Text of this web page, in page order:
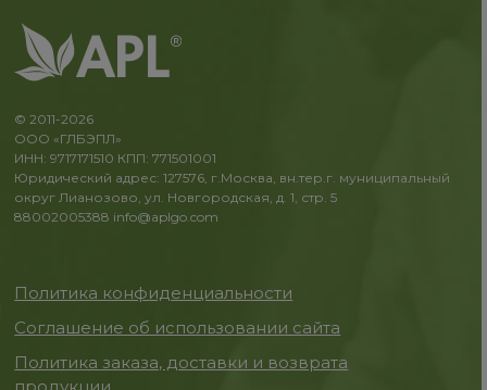
© 2011-2026
ООО «ГЛБЭПЛ»
ИНН: 9717171510 КПП: 771501001
Юридический адрес: 127576, г.Москва, вн.тер.г. муниципальный
округ Лианозово, ул. Новгородская, д. 1, стр. 5
88002005388 info@aplgo.com
Политика конфиденциальности
Соглашение об использовании сайта
Политика заказа, доставки и возврата